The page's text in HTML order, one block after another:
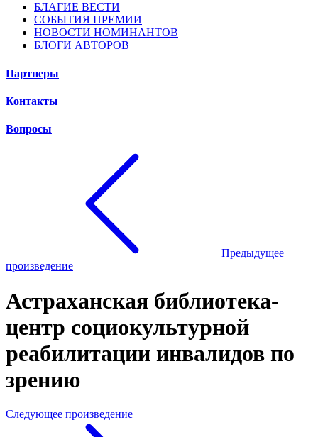
БЛАГИЕ ВЕСТИ
СОБЫТИЯ ПРЕМИИ
НОВОСТИ НОМИНАНТОВ
БЛОГИ АВТОРОВ
Партнеры
Контакты
Вопросы
Предыдущее
произведение
Астраханская библиотека-
центр социокультурной
реабилитации инвалидов по
зрению
Следующее произведение